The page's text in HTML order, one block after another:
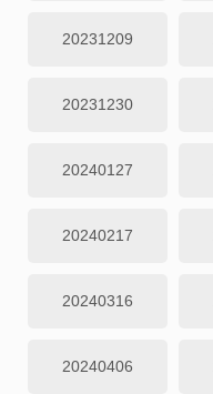
20231209
20231230
20240127
20240217
20240316
20240406